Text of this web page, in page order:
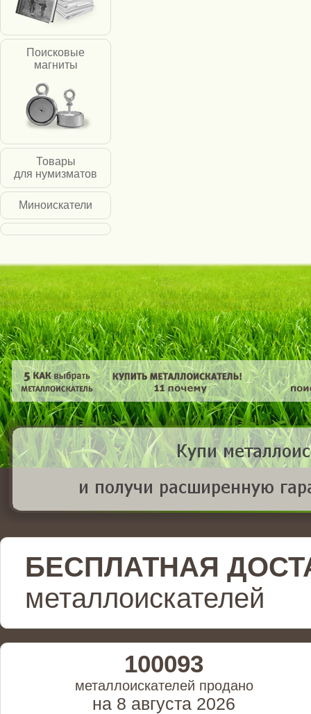
Поисковые
магниты
Товары
для нумизматов
Миноискатели
БЕСПЛАТНАЯ
металлоискателей
100093
металлоискателей продано
на 8 августа 2026